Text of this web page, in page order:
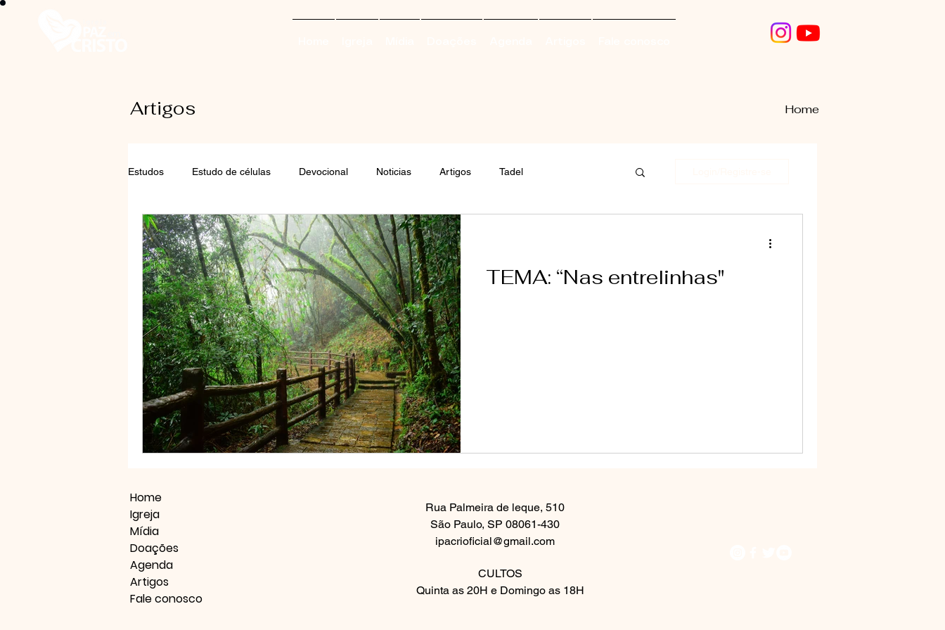
Artigos Home
Estudos Estudo de células Devocional Noticias Artigos Tadel
TEMA: “Nas entrelinhas"
Home
Igreja
Mídia
Doações
Agenda
Artigos
Fale conosco
Rua Palmeira de leque, 510
São Paulo, SP 08061-430
ipacrioficial@gmail.com
CULTOS
Quinta as 20H e Domingo as 18H